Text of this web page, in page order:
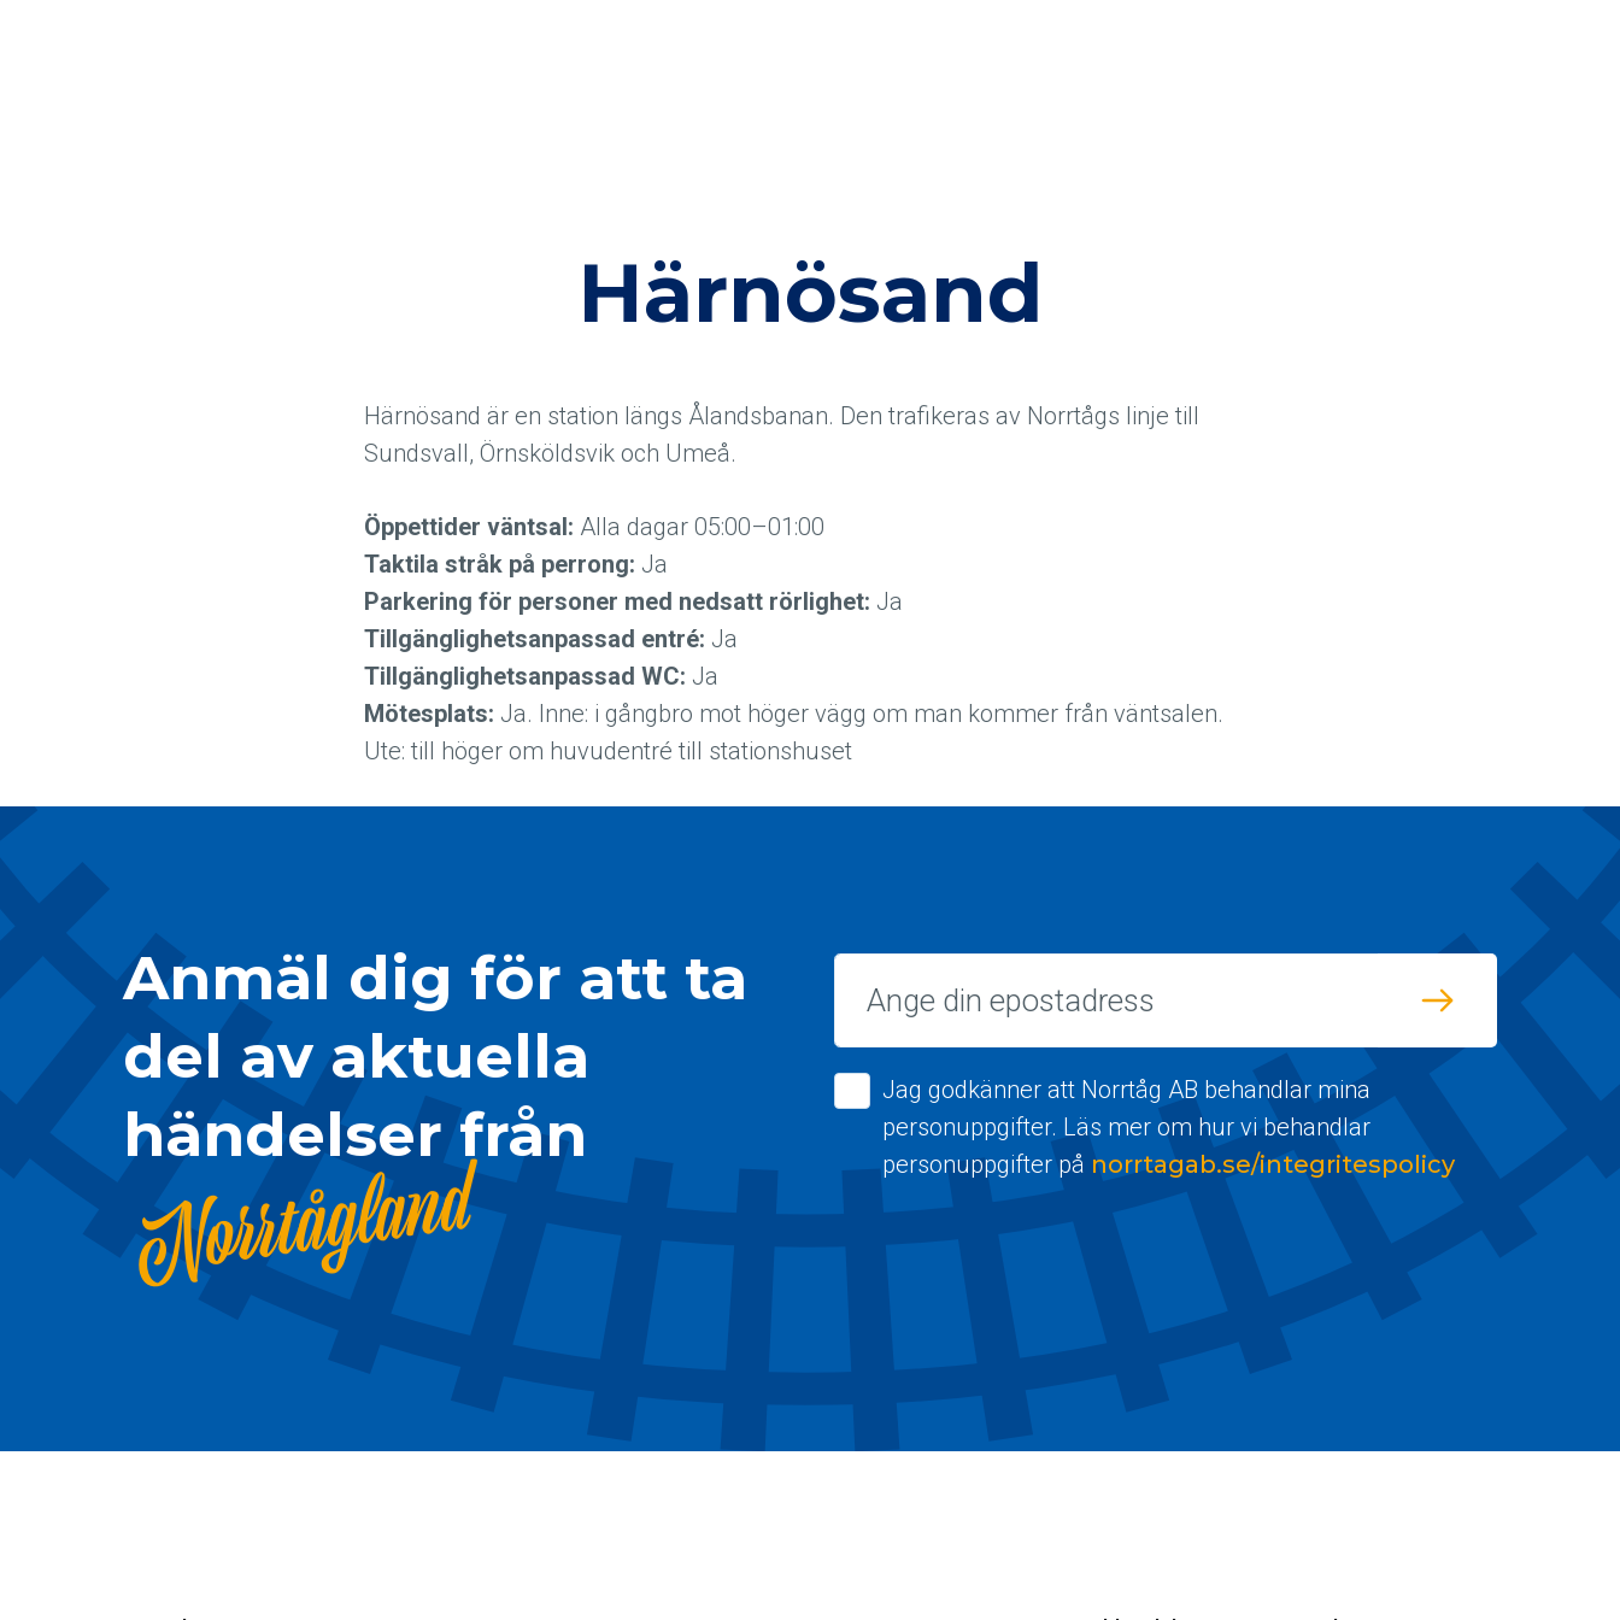
Härnösand
Härnösand är en station längs Ålandsbanan. Den trafikeras av Norrtågs linje till
Sundsvall, Örnsköldsvik och Umeå.
Öppettider väntsal: Alla dagar 05:00–01:00
Taktila stråk på perrong: Ja
Parkering för personer med nedsatt rörlighet: Ja
Tillgänglighetsanpassad entré: Ja
Tillgänglighetsanpassad WC: Ja
Mötesplats: Ja. Inne: i gångbro mot höger vägg om man kommer från väntsalen.
Ute: till höger om huvudentré till stationshuset
Anmäl dig för att ta
del av aktuella
händelser från
Norrtågland
Epost
Jag godkänner att Norrtåg AB behandlar mina
personuppgifter. Läs mer om hur vi behandlar
personuppgifter på norrtagab.se/integritespolicy